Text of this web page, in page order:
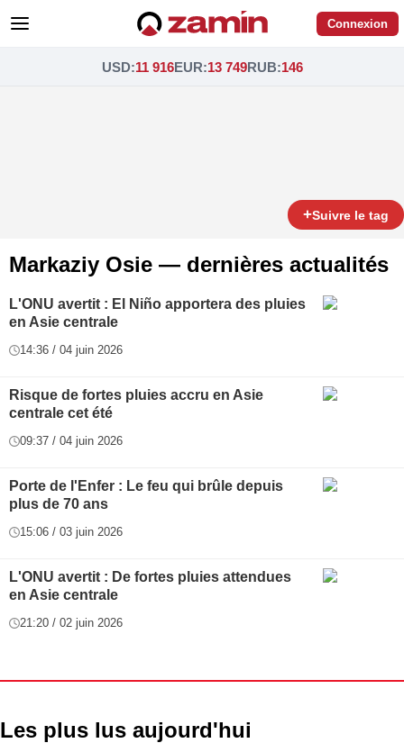
Connexion
USD:11 916EUR:13 749RUB:146
+Suivre le tag
Markaziy Osie — dernières actualités
L'ONU avertit : El Niño apportera des pluies
en Asie centrale
14:36 / 04 juin 2026
Risque de fortes pluies accru en Asie
centrale cet été
09:37 / 04 juin 2026
Porte de l'Enfer : Le feu qui brûle depuis
plus de 70 ans
15:06 / 03 juin 2026
L'ONU avertit : De fortes pluies attendues
en Asie centrale
21:20 / 02 juin 2026
Les plus lus aujourd'hui